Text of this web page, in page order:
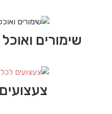
שימורים